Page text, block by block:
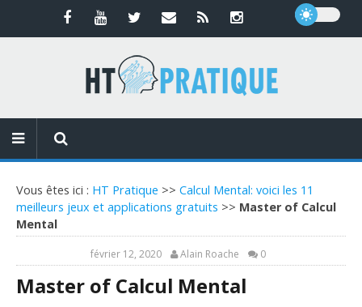
Vous êtes ici : HT Pratique >> Calcul Mental: voici les 11
meilleurs jeux et applications gratuits >> Master of Calcul
Mental
février 12, 2020 Alain Roache 0
Master of Calcul Mental